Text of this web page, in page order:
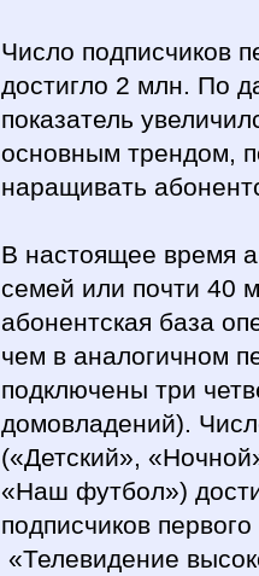
Число подписчиков
достигло 2 млн. По
показатель
основным трендом,
наращивать
В настоящее время
семей или почти 40
абонентская база
чем в аналогичном
подключены три
домовладений).
(«Детский»,
«Наш футбол»)
подписчиков
«Телевидение